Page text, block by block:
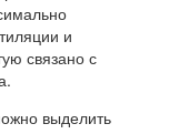
и
связано с
выделить